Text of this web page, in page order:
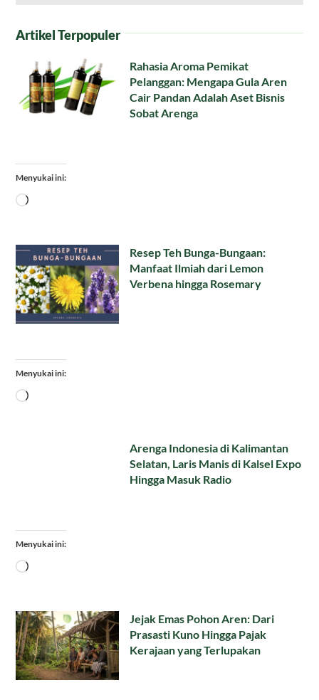
Artikel Terpopuler
Rahasia Aroma Pemikat
Pelanggan: Mengapa Gula Aren
Cair Pandan Adalah Aset Bisnis
Sobat Arenga
Menyukai ini:
Memuat...
Resep Teh Bunga-Bungaan:
Manfaat Ilmiah dari Lemon
Verbena hingga Rosemary
Menyukai ini:
Memuat...
Arenga Indonesia di Kalimantan
Selatan, Laris Manis di Kalsel Expo
Hingga Masuk Radio
Menyukai ini:
Memuat...
Jejak Emas Pohon Aren: Dari
Prasasti Kuno Hingga Pajak
Kerajaan yang Terlupakan